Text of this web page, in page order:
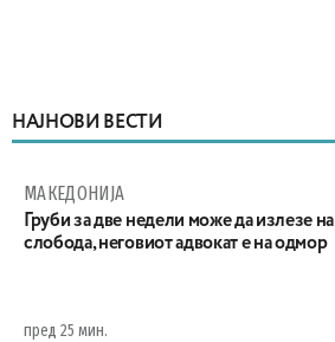
НАЈНОВИ ВЕСТИ
МАКЕДОНИЈА
Груби за две недели може да излезе на
слобода, неговиот адвокат е на одмор
пред 25 мин.